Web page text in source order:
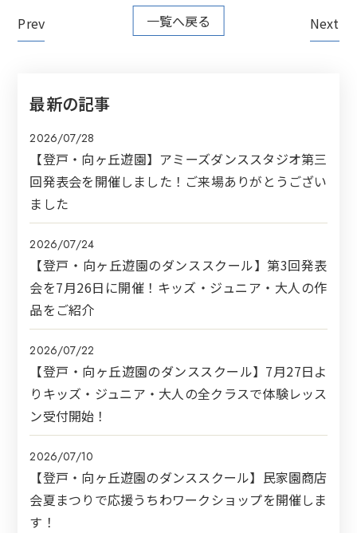
Prev 一覧へ戻る Next
最新の記事
2026/07/28
【登戸・向ヶ丘遊園】アミーズダンススタジオ第三
回発表会を開催しました！ご来場ありがとうござい
ました
2026/07/24
【登戸・向ヶ丘遊園のダンススクール】第3回発表
会を7月26日に開催！キッズ・ジュニア・大人の作
品をご紹介
2026/07/22
【登戸・向ヶ丘遊園のダンススクール】7月27日よ
りキッズ・ジュニア・大人の全クラスで体験レッス
ン受付開始！
2026/07/10
【登戸・向ヶ丘遊園のダンススクール】民家園商店
会夏まつりで応援うちわワークショップを開催しま
す！